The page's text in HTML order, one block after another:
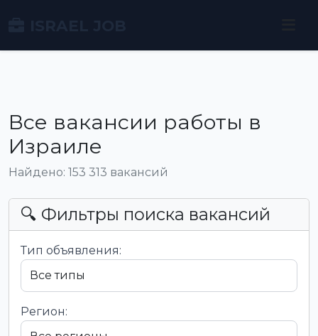
Все вакансии работы в
Израиле
Найдено: 153 313 вакансий
🔍 Фильтры поиска вакансий
Тип объявления:
Регион: